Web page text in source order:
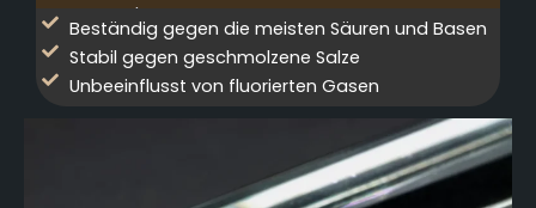
Umgebungen.
Beständig gegen die meisten Säuren und Basen
Stabil gegen geschmolzene Salze
Unbeeinflusst von fluorierten Gasen